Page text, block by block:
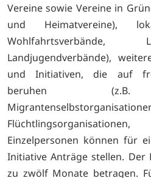
Vereine sowie Vereine in
und Heimatvereine),
Landjugendverbände),
und Initiativen, die auf
beruhen (z.B.
Einzelpersonen können für
Initiative Anträge stellen. Der
zu zwölf Monate betragen.